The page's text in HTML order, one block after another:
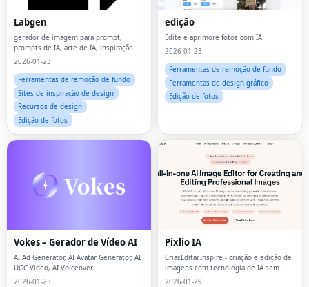
Labgen
gerador de imagem para prompt,
prompts de IA, arte de IA, inspiração
criativa, gerenciamento de prompt,
2026-01-23
Ferramentas de remoção de fundo
Sites de inspiração de design
Recursos de design
Edição de fotos
edição
Edite e aprimore fotos com IA
2026-01-23
Ferramentas de remoção de fundo
Ferramentas de design gráfico
Edição de fotos
Vokes – Gerador de Vídeo AI
AI Ad Generator, AI Avatar Generator, AI
UGC Video, AI Voiceover
2026-01-23
Pixlio IA
Criar.Editar.Inspire - criação e edição de
imagens com tecnologia de IA sem
esforço.
2026-01-29